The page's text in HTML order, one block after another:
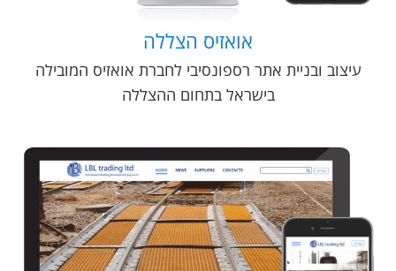
אואזיס הצללה
עיצוב ובניית אתר רספונסיבי לחברת אואזיס המובילה
בישראל בתחום ההצללה